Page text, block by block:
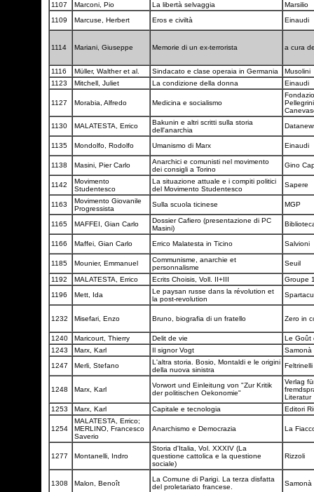
1107
Marconi, Pio La libertà selvaggia
Marsilio
1109
Marcuse, Herbert Eros e civiltà Einaudi
1114 Mariani, Giuseppe Memorie di un ex-terrorista a cura
1116 Müller, Walther et al. Sindacato e clase operaia in Germania
Musolini
1123
Mitchell, Juliet La condizione della donna Einaudi
1127 Morabia, Alfredo Medicina e socialismo
1130
MALATESTA, Errico
Bakunin e altri scritti sulla storia
dell'anarchia
1135 Mondolfo, Rodolfo Umanismo di Marx Einaudi
1138 Masini, Pier Carlo
Anarchici e comunisti nel movimento
dei consigli a Torino
Gino
1142
Movimento
Studentesco
La situazione attuale e i compiti politici
del Movimento Studentesco
Sapere
1163
Movimento Giovanile
Progressista
Sulla scuola ticinese MGP
1165 MAFFEI, Gian Carlo
Dossier Cafiero (presentazione di PC
Masini)
1166 Maffei, Gian Carlo Errico Malatesta in Ticino Salvioni
1185 Mounier, Emmanuel
Communisme, anarchie et
personnalisme
Seuil
1192 MALATESTA, Errico Ecrits Choisis, Voll. II+III
Groupe
1196
Mett, Ida
Le paysan russe dans la révolution et
la post-revolution
1232 Misefari, Enzo Bruno, biografia di un fratello Zero in
1240 Maricourt, Thierry Delit de vie
Le Goût
1243
Marx, Karl Il signor Vogt
1247
Merli, Stefano
L'altra storia. Bosio, Montaldi e le origini
della nuova sinistra
Feltrinelli
1248 Marx, Karl
Vorwort und Einleitung von "Zur Kritik
der politischen Oekonomie"
Verlag
Literatur
1253
Marx, Karl Capitale e tecnologia Editori
1254
MALATESTA, Errico;
MERLINO, Francesco
Saverio
Anarchismo e Democrazia La
1277 Montanelli, Indro
Storia d'Italia, Vol. XXXIV (La
questione cattolica e la questione
sociale)
Rizzoli
1308 Malon, Benoît
La Comune di Parigi. La terza disfatta
del proletariato francese.